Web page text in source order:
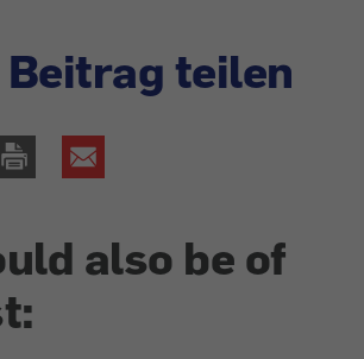
Beitrag teilen
also be of